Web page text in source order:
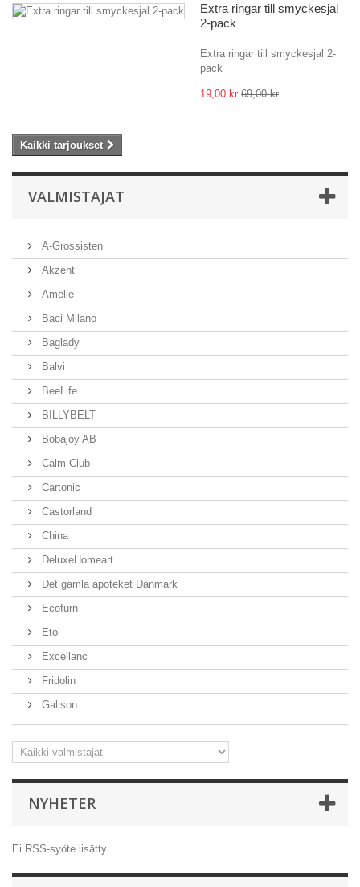
Extra ringar till smyckesjal
2-pack
Extra ringar till smyckesjal 2-
pack
19,00 kr 69,00 kr
Kaikki tarjoukset
VALMISTAJAT
A-Grossisten
Akzent
Amelie
Baci Milano
Baglady
Balvi
BeeLife
BILLYBELT
Bobajoy AB
Calm Club
Cartonic
Castorland
China
DeluxeHomeart
Det gamla apoteket Danmark
Ecofurn
Etol
Excellanc
Fridolin
Galison
NYHETER
Ei RSS-syöte lisätty